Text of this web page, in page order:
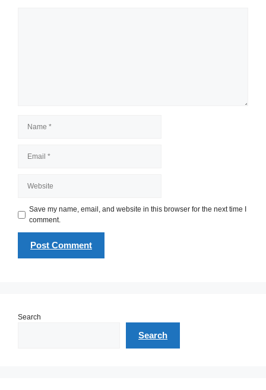
Save my name, email, and website in this browser for the next time I
comment.
Search
Search